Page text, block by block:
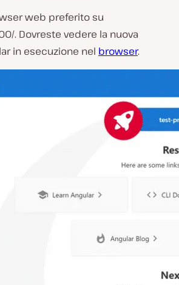
web preferito su
. Dovreste vedere la nuova
in esecuzione nel browser.